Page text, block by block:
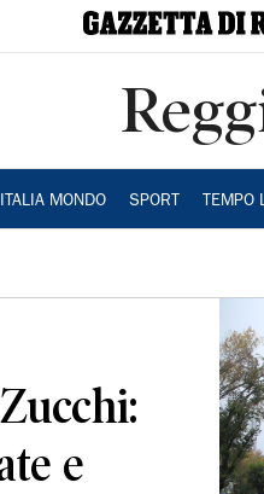
ITALIA MONDO SPORT TEMPO
e